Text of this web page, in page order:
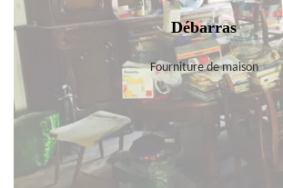
Débarras
Fourniture de maison